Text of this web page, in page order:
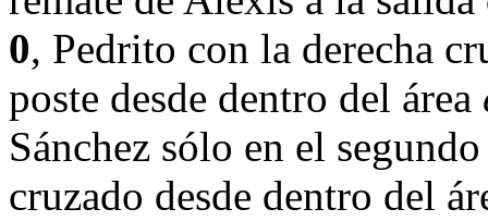
0, Pedrito con la derecha
poste desde dentro del área
Sánchez sólo en el
cruzado desde dentro del